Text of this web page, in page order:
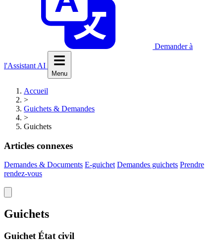
Demander à
l'Assistant AI
Menu
Accueil
>
Guichets & Demandes
>
Guichets
Articles connexes
Demandes & Documents E-guichet Demandes guichets Prendre
rendez-vous
Guichets
Guichet État civil